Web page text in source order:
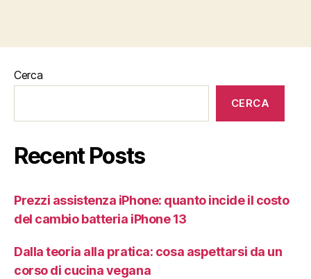
Cerca
CERCA
Recent Posts
Prezzi assistenza iPhone: quanto incide il costo
del cambio batteria iPhone 13
Dalla teoria alla pratica: cosa aspettarsi da un
corso di cucina vegana